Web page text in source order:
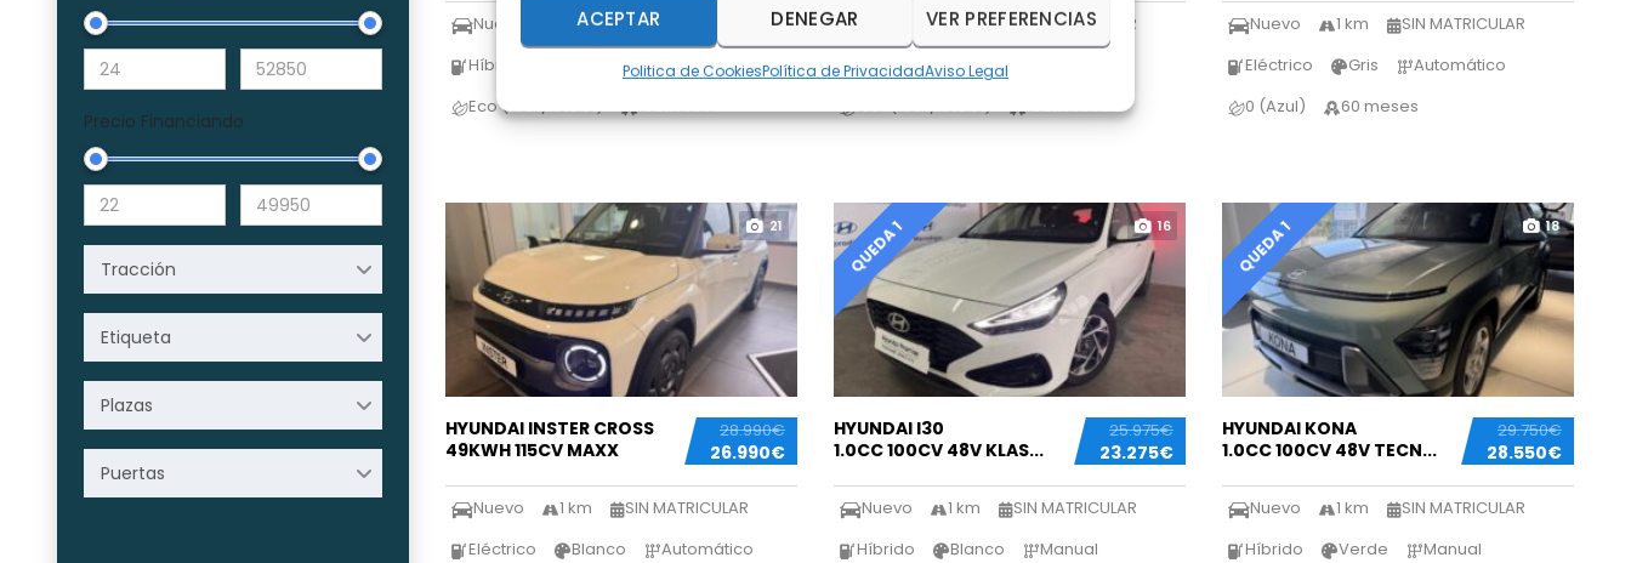
ACEPTAR DENEGAR VER PREFERENCIAS
Politica de CookiesPolítica de PrivacidadAviso Legal
Precio Financiando
Tracción
Etiqueta
Plazas
Puertas
Nuevo 1 km
SIN MATRICULAR
Híbrido
Automático
Eco (azul/verde)
60 meses
1 km
SIN MATRICULAR
Híbrido
Blanco
Eco (azul/verde)
60 meses
Nuevo 1 km
SIN MATRICULAR
Eléctrico
Gris
Automático
0 (Azul)
60 meses
21
28.990€
26.990€
HYUNDAI INSTER CROSS
49KWH 115CV MAXX
Nuevo 1 km
SIN MATRICULAR
Eléctrico
Blanco
Automático
QUEDA 1 16
25.975€
23.275€
HYUNDAI I30
1.0CC 100CV 48V KLAS...
Nuevo 1 km
SIN MATRICULAR
Híbrido
Blanco
Manual
QUEDA 1 18
29.750€
28.550€
HYUNDAI KONA
1.0CC 100CV 48V TECN...
Nuevo 1 km
SIN MATRICULAR
Híbrido
Verde
Manual